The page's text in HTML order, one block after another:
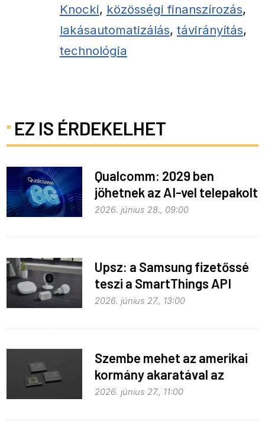
Knocki, közösségi finanszírozás,
lakásautomatizálás, távirányítás,
technológia
EZ IS ÉRDEKELHET
Qualcomm: 2029 ben
jöhetnek az AI-vel telepakolt
6G-s telefonok
2026. június 28., 09:00
Upsz: a Samsung fizetőssé
teszi a SmartThings API
hozzáférést
2026. június 27., 13:00
Szembe mehet az amerikai
kormány akaratával az
Apple
2026. június 27., 11:00